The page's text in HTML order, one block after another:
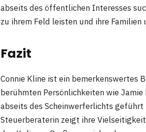
abseits des öffentlichen Interesses
zu ihrem Feld leisten und ihre
Fazit
Connie Kline ist ein bemerkenswertes
berühmten Persönlichkeiten wie Jamie
abseits des Scheinwerferlichts
Steuerberaterin zeigt ihre